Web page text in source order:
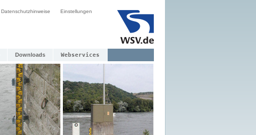
Datenschutzhinweise Einstellungen
Downloads Webservices